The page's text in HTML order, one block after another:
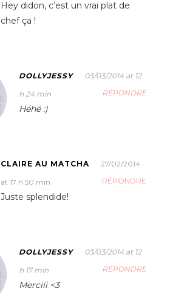
Hey didon, c’est un vrai plat de
chef ça !
DOLLYJESSY
03/03/2014 at 12
h 24 min
RÉPONDRE
Héhé :)
CLAIRE AU MATCHA
27/02/2014
at 17 h 50 min
RÉPONDRE
Juste splendide!
DOLLYJESSY
03/03/2014 at 12
h 17 min
RÉPONDRE
Merciii <3